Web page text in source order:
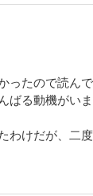
たので読んで
ばる動機がい
わけだが、二